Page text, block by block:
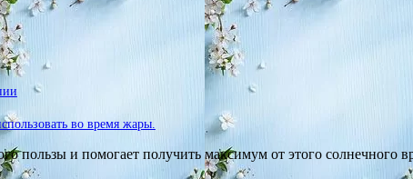
во время жары.
пользы и помогает получить максимум от этого солнечного